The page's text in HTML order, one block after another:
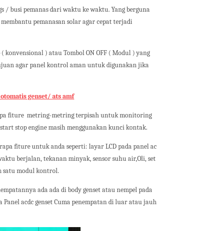
/ busi pemanas dari waktu ke waktu. Yang berguna
pemanasan solar agar cepat terjadi
konvensional ) atau Tombol ON OFF ( Modul ) yang
agar panel kontrol aman untuk digunakan jika
genset/ ats amf
fiture metring-metring terpisah untuk monitoring
stop engine masih menggunakan kunci kontak.
fiture untuk anda seperti: layar LCD pada panel ac
berjalan, tekanan minyak, sensor suhu air,Oli, set
satu modul kontrol.
ada ada di body genset atau nempel pada
Panel acdc genset Cuma penempatan di luar atau jauh